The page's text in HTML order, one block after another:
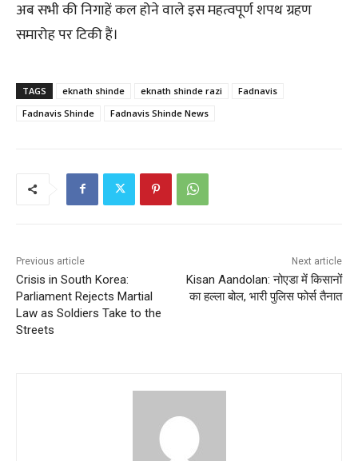
अब सभी की निगाहें कल होने वाले इस महत्वपूर्ण शपथ ग्रहण
समारोह पर टिकी हैं।
TAGS eknath shinde eknath shinde razi
Fadnavis
Fadnavis Shinde
Fadnavis Shinde News
Previous article
Crisis in South Korea:
Parliament Rejects Martial
Law as Soldiers Take to the
Streets
Next article
Kisan Aandolan: नोएडा में किसानों
का हल्ला बोल, भारी पुलिस फोर्स तैनात